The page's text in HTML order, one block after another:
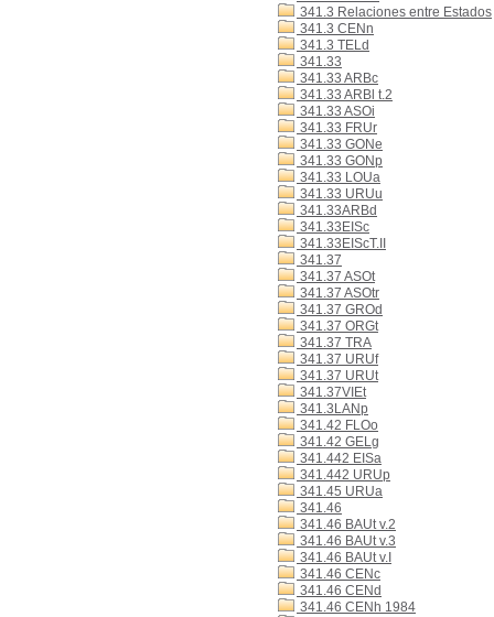
341.3 Relaciones entre Estados
341.3 CENn
341.3 TELd
341.33
341.33 ARBc
341.33 ARBl t.2
341.33 ASOi
341.33 FRUr
341.33 GONe
341.33 GONp
341.33 LOUa
341.33 URUu
341.33ARBd
341.33EISc
341.33EIScT.II
341.37
341.37 ASOt
341.37 ASOtr
341.37 GROd
341.37 ORGt
341.37 TRA
341.37 URUf
341.37 URUt
341.37VIEt
341.3LANp
341.42 FLOo
341.42 GELg
341.442 EISa
341.442 URUp
341.45 URUa
341.46
341.46 BAUt v.2
341.46 BAUt v.3
341.46 BAUt v.I
341.46 CENc
341.46 CENd
341.46 CENh 1984